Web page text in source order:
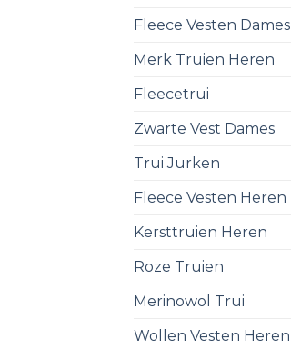
Fleece Vesten Dames
Merk Truien Heren
Fleecetrui
Zwarte Vest Dames
Trui Jurken
Fleece Vesten Heren
Kersttruien Heren
Roze Truien
Merinowol Trui
Wollen Vesten Heren